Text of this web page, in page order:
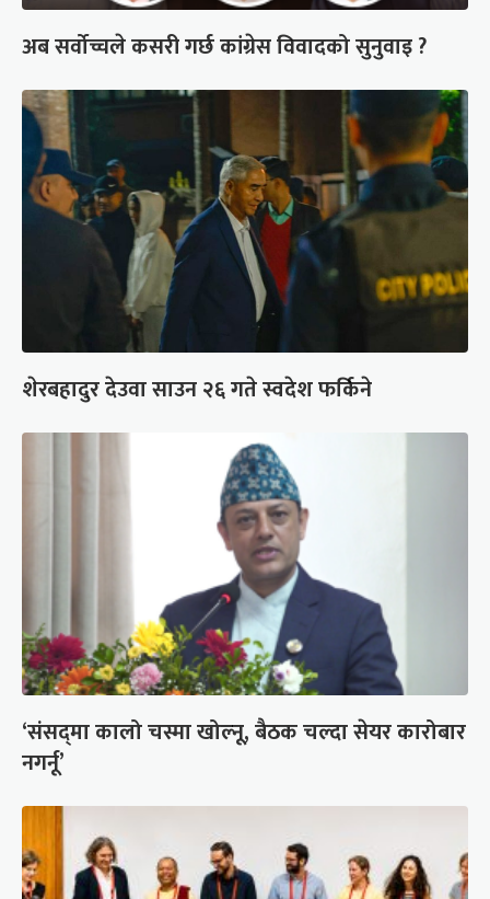
अब सर्वोच्चले कसरी गर्छ कांग्रेस विवादको सुनुवाइ ?
शेरबहादुर देउवा साउन २६ गते स्वदेश फर्किने
‘संसद्‍मा कालो चस्मा खोल्नू, बैठक चल्दा सेयर कारोबार
नगर्नू’